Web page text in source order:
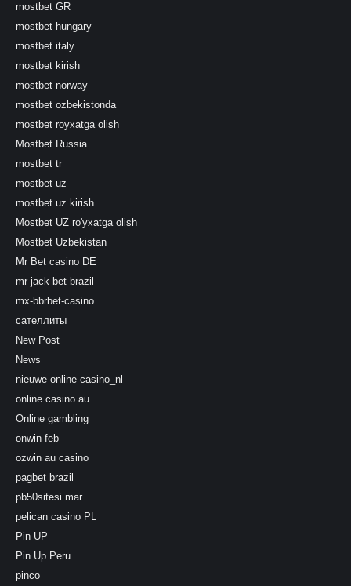
mostbet GR
mostbet hungary
mostbet italy
mostbet kirish
mostbet norway
mostbet ozbekistonda
mostbet royxatga olish
Mostbet Russia
mostbet tr
mostbet uz
mostbet uz kirish
Mostbet UZ ro'yxatga olish
Mostbet Uzbekistan
Mr Bet casino DE
mr jack bet brazil
mx-bbrbet-casino
сателлиты
New Post
News
nieuwe online casino_nl
online casino au
Online gambling
onwin feb
ozwin au casino
pagbet brazil
pb50sitesi mar
pelican casino PL
Pin UP
Pin Up Peru
pinco